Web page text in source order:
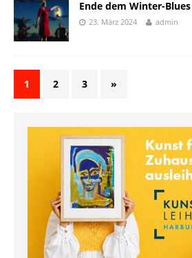
Ende dem Winter-Blues
23. März 2024 admin
1 2 3 »